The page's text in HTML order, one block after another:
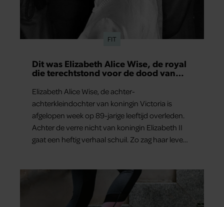
FIT
Dit was Elizabeth Alice Wise, de royal
die terechtstond voor de dood van
Elizabeth Alice Wise, de achter-
achterkleindochter van koningin Victoria is
afgelopen week op 89-jarige leeftijd overleden.
Achter de verre nicht van koningin Elizabeth II
gaat een heftig verhaal schuil. Zo zag haar leven